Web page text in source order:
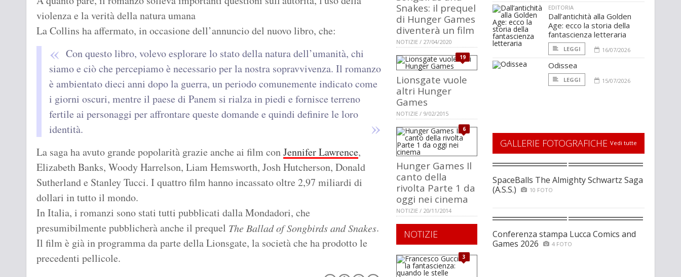
violenza e la verità della natura umana
La Collins ha affermato, in occasione dell’annuncio del nuovo libro, che:
Con questo libro, volevo esplorare lo stato della natura dell’umanità, chi
siamo e ciò che percepiamo è necessario per la nostra sopravvivenza. Il romanzo
è ambientato dieci anni dopo la guerra, un periodo comunemente indicato come
i giorni oscuri, mentre il paese di Panem si rialza in piedi e fornisce terreno
fertile ai personaggi per affrontare queste domande e quindi definire le loro
identità.
La saga ha avuto grande popolarità grazie anche ai film conJennifer Lawrence,
Elizabeth Banks, Woody Harrelson, Liam Hemsworth, Josh Hutcherson, Donald
Sutherland e Stanley Tucci. I quattro film hanno incassato oltre 2,97 miliardi di
dollari in tutto il mondo.
In Italia, i romanzi sono stati tutti pubblicati dalla Mondadori, che
presumibilmente pubblicherà anche il prequel The Ballad of Songbirds and Snakes.
Il film è già in programma da parte della Lionsgate, la società che ha prodotto le
precedenti pellicole.
Snakes: il prequel
di Hunger Games
diventerà un film
NOTIZIE / 27/04/2020
19
Lionsgate vuole
altri Hunger
Games
NOTIZIE / 9/02/2015
6
Hunger Games Il
canto della
rivolta Parte 1 da
oggi nei cinema
NOTIZIE / 20/11/2014
NOTIZIE
3
EDITORIA
Dall’antichità alla Golden
Age: ecco la storia della
fantascienza letteraria
LEGGI 16/07/2026
Odissea
LEGGI 15/07/2026
GALLERIE FOTOGRAFICHE Vedi tutte
SpaceBalls The Almighty Schwartz Saga
(A.S.S.)
10 FOTO
Conferenza stampa Lucca Comics and
Games 2026
4 FOTO